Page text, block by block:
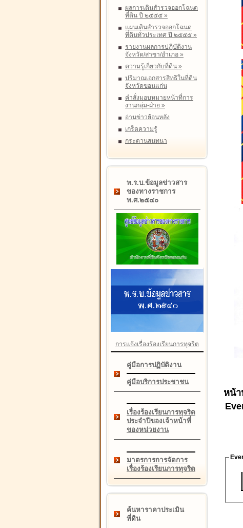
ผลการเดินสำรวจออกโฉนด
ที่ดิน ปี ๒๕๕๕ »
แผนเดินสำรวจออกโฉนด
ที่ดินทั่วประเทศ ปี ๒๕๕๕ »
รายงานผลการปฏิบัติงาน
จังหวัด/สาขา/อำเภอ »
ความรู้เกี่ยวกับที่ดิน »
ปริมาณเอกสารสิทธิในที่ดิน
จังหวัดขอนแก่น
คำสั่งมอบหมายหน้าที่การ
งานกลุ่ม-ฝ่าย »
อ่านข่าวย้อนหลัง
เกร็ดความรู้
กระดานสนทนา
พ.ร.บ.ข้อมูลข่าวสาร
ของทางราชการ
พ.ศ.๒๕๔๐
การแจ้งเรื่องร้องเรียนการทุจริต
คู่มือการปฏิบัติงาน
คู่มือบริการประชาชน
เรื่องร้องเรียนการทุจริต
ประจำปีของเจ้าหน้าที่
ของหน่วยงาน
มาตรการการจัดการ
เรื่องร้องเรียนการทุจริต
ค้นหาราคาประเมิน
ที่ดิน
หน้